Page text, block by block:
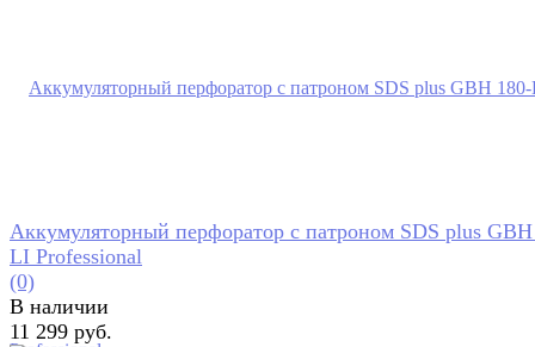
Аккумуляторный перфоратор с патроном SDS plus
LI Professional
(0)
В наличии
11 299 руб.